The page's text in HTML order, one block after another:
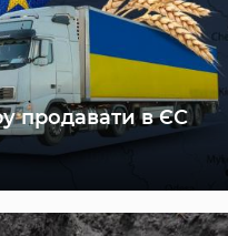
продавати в ЄС